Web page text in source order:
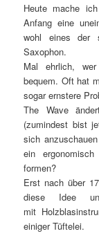
Heute mache
Anfang eine
wohl eines der
Saxophon.
Mal ehrlich,
bequem. Oft hat
sogar ernstere
The Wave
(zumindest bist
sich
ein
formen?
Erst nach über
diese Idee
mit
einiger Tüftelei.